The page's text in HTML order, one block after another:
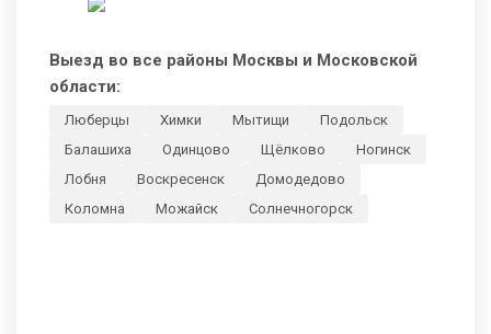
Выезд во все районы Москвы и Московской
области:
Люберцы Химки Мытищи
Подольск
Балашиха
Одинцово Щёлково
Ногинск
Лобня
Воскресенск
Домодедово
Коломна
Можайск Солнечногорск